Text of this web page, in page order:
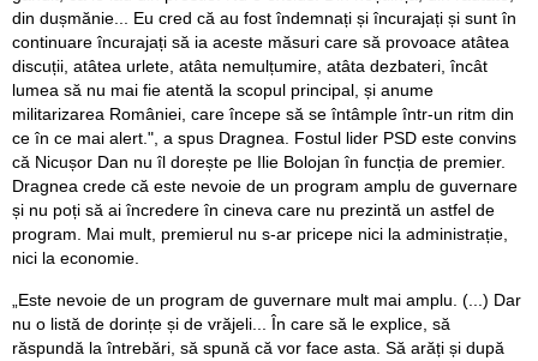
din dușmănie... Eu cred că au fost îndemnați și încurajați și sunt în
continuare încurajați să ia aceste măsuri care să provoace atâtea
discuții, atâtea urlete, atâta nemulțumire, atâta dezbateri, încât
lumea să nu mai fie atentă la scopul principal, și anume
militarizarea României, care începe să se întâmple într-un ritm din
ce în ce mai alert.", a spus Dragnea. Fostul lider PSD este convins
că Nicușor Dan nu îl dorește pe Ilie Bolojan în funcția de premier.
Dragnea crede că este nevoie de un program amplu de guvernare
și nu poți să ai încredere în cineva care nu prezintă un astfel de
program. Mai mult, premierul nu s-ar pricepe nici la administrație,
nici la economie.
„Este nevoie de un program de guvernare mult mai amplu. (...) Dar
nu o listă de dorințe și de vrăjeli... În care să le explice, să
răspundă la întrebări, să spună că vor face asta. Să arăți și după